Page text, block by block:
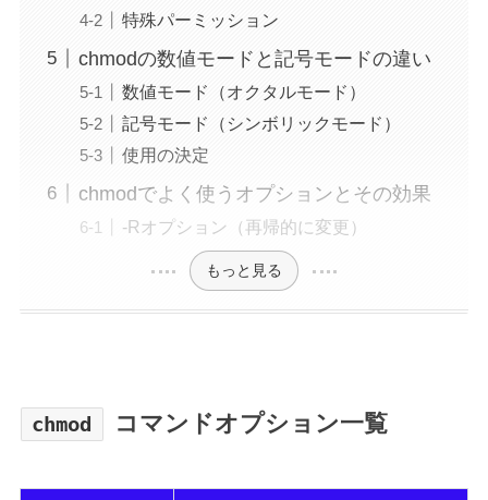
特殊パーミッション
chmodの数値モードと記号モードの違い
数値モード（オクタルモード）
記号モード（シンボリックモード）
使用の決定
chmodでよく使うオプションとその効果
-Rオプション（再帰的に変更）
もっと見る
chmod コマンドオプション一覧